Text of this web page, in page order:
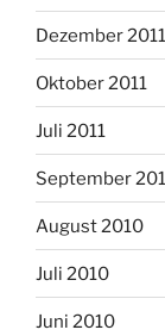
Dezember 2011
Oktober 2011
Juli 2011
September
August 2010
Juli 2010
Juni 2010